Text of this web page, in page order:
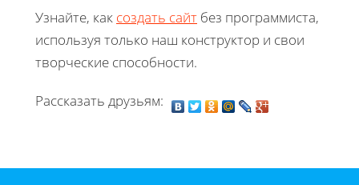
Узнайте, как создать сайт без программиста,
используя только наш конструктор и свои
творческие способности.
Рассказать друзьям: